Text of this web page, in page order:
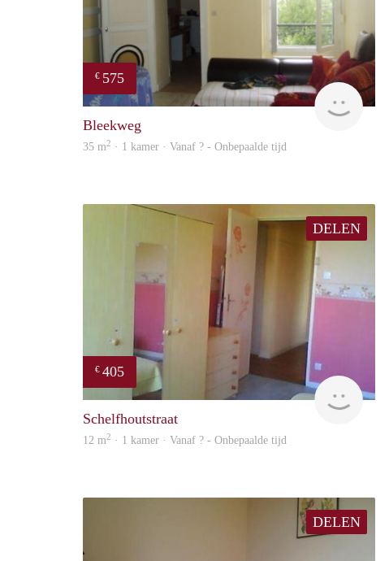
€ 575
finder
Bleekweg
35 m2 · 1 kamer · Vanaf ? - Onbepaalde tijd
DELEN
€ 405
Schelfhoutstraat
12 m2 · 1 kamer · Vanaf ? - Onbepaalde tijd
DELEN